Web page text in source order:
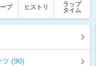
プ ヒストリ
ラップ
タイム
ツ (90)